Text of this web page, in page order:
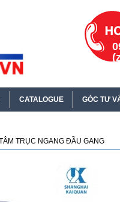
CATALOGUE GÓC TƯ
TRỤC NGANG ĐẦU GANG